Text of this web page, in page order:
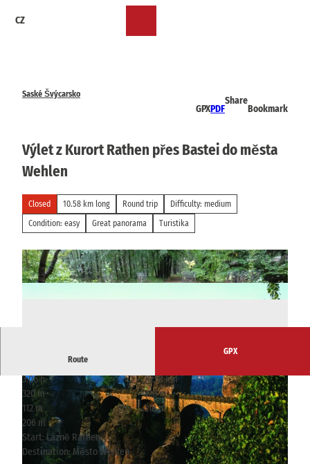
CZ
Saské Švýcarsko
GPXPDF
Share
Bookmark
Výlet z Kurort Rathen přes Bastei do města
Wehlen
Closed 10.58 km long Round trip
Difficulty: medium
Condition: easy
Great panorama Turistika
© Tourismusverband Sächsische Schweiz
Route
GPX
3:06 h
10.58 km
320 m
320 m
112 m
318 m
206 m
Start: Lázně Rathen
Destination: Město Wehlen